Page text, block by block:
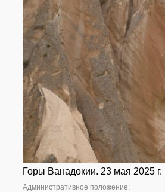
Горы Ванадокии. 23 мая 2025 г.
Административное положение: